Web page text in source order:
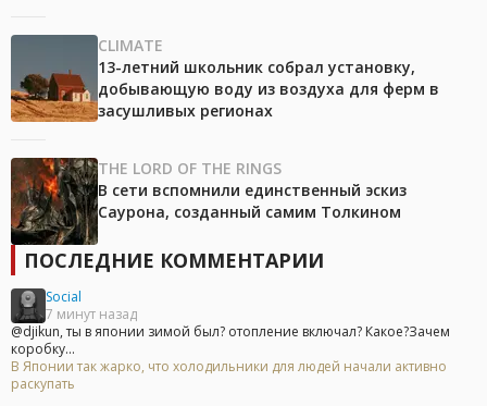
CLIMATE
13-летний школьник собрал установку,
добывающую воду из воздуха для ферм в
засушливых регионах
THE LORD OF THE RINGS
В сети вспомнили единственный эскиз
Саурона, созданный самим Толкином
ПОСЛЕДНИЕ КОММЕНТАРИИ
Social
7 минут назад
@djikun, ты в японии зимой был? отопление включал? Какое?Зачем
коробку...
В Японии так жарко, что холодильники для людей начали активно
раскупать